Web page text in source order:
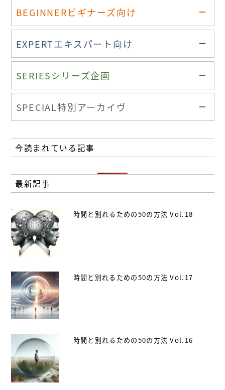
BEGINNERビギナーズ向け
EXPERTエキスパート向け
SERIESシリーズ企画
SPECIAL特別アーカイヴ
今読まれている記事
最新記事
時間と別れるための50の方法 Vol.18
時間と別れるための50の方法 Vol.17
時間と別れるための50の方法 Vol.16